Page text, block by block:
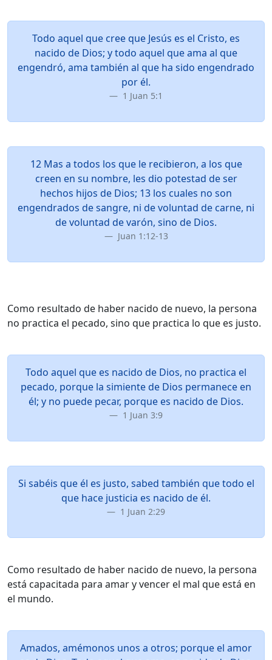
Todo aquel que cree que Jesús es el Cristo, es
nacido de Dios; y todo aquel que ama al que
engendró, ama también al que ha sido engendrado
por él.
1 Juan 5:1
12 Mas a todos los que le recibieron, a los que
creen en su nombre, les dio potestad de ser
hechos hijos de Dios; 13 los cuales no son
engendrados de sangre, ni de voluntad de carne, ni
de voluntad de varón, sino de Dios.
Juan 1:12-13
Como resultado de haber nacido de nuevo, la persona
no practica el pecado, sino que practica lo que es justo.
Todo aquel que es nacido de Dios, no practica el
pecado, porque la simiente de Dios permanece en
él; y no puede pecar, porque es nacido de Dios.
1 Juan 3:9
Si sabéis que él es justo, sabed también que todo el
que hace justicia es nacido de él.
1 Juan 2:29
Como resultado de haber nacido de nuevo, la persona
está capacitada para amar y vencer el mal que está en
el mundo.
Amados, amémonos unos a otros; porque el amor